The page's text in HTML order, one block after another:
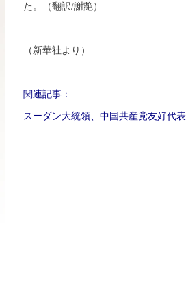
た。（翻訳/謝艶）
（新華社より）
関連記事：
スーダン大統領、中国共産党友好代